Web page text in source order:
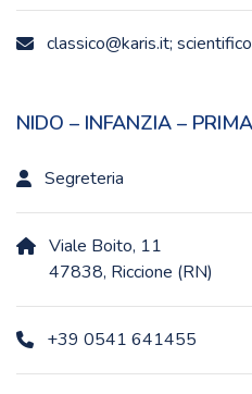
classico@karis.it;
NIDO – INFANZIA –
Segreteria
Viale Boito, 11
47838, Riccione (RN)
+39 0541 641455